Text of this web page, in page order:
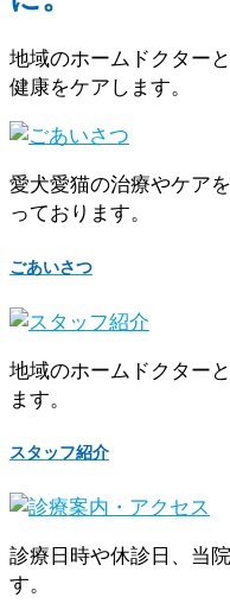
地域のホームドクター
健康をケアします。
愛犬愛猫の治療やケア
っております。
ごあいさつ
地域のホームドクター
ます。
スタッフ紹介
診療日時や休診日、当
す。